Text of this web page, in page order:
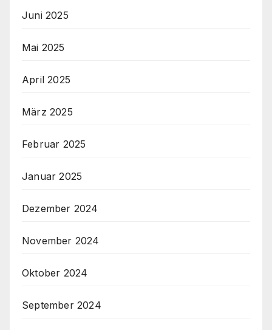
Juni 2025
Mai 2025
April 2025
März 2025
Februar 2025
Januar 2025
Dezember 2024
November 2024
Oktober 2024
September 2024